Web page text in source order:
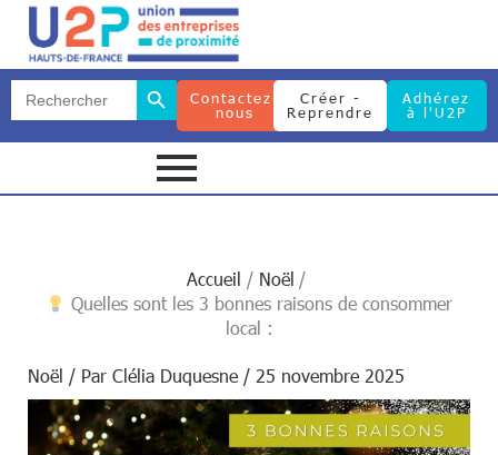
Search
for:
Search Button
Contactez-
nous
Créer -
Reprendre
Adhérez
à l'U2P
Search Search Button
Accueil
Noël
Quelles sont les 3 bonnes raisons de consommer
local :
Noël / Par Clélia Duquesne / 25 novembre 2025